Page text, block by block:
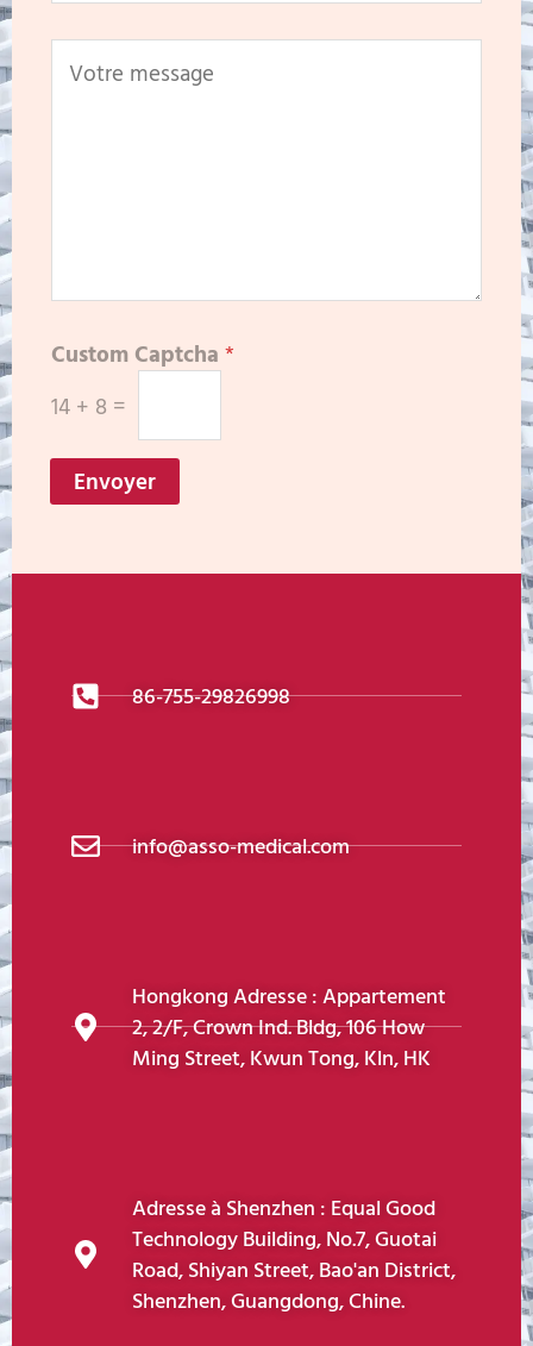
Custom Captcha *
14 + 8 =
Envoyer
86-755-29826998
info@asso-medical.com
Hongkong Adresse : Appartement
2, 2/F, Crown Ind. Bldg, 106 How
Ming Street, Kwun Tong, Kln, HK
Adresse à Shenzhen : Equal Good
Technology Building, No.7, Guotai
Road, Shiyan Street, Bao'an District,
Shenzhen, Guangdong, Chine.